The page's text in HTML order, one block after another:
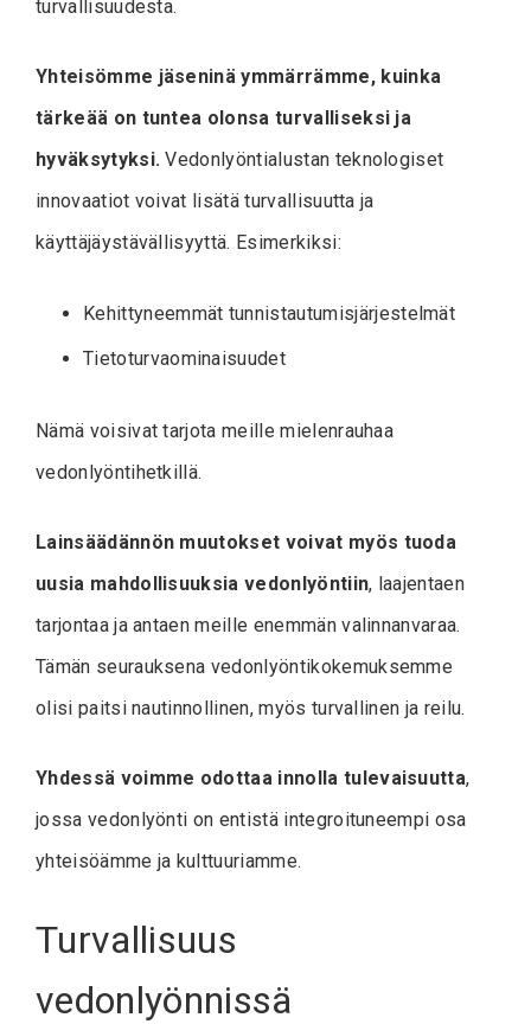
turvallisuudesta.
Yhteisömme jäseninä ymmärrämme, kuinka
tärkeää on tuntea olonsa turvalliseksi ja
hyväksytyksi. Vedonlyöntialustan teknologiset
innovaatiot voivat lisätä turvallisuutta ja
käyttäjäystävällisyyttä. Esimerkiksi:
Kehittyneemmät tunnistautumisjärjestelmät
Tietoturvaominaisuudet
Nämä voisivat tarjota meille mielenrauhaa
vedonlyöntihetkillä.
Lainsäädännön muutokset voivat myös tuoda
uusia mahdollisuuksia vedonlyöntiin, laajentaen
tarjontaa ja antaen meille enemmän valinnanvaraa.
Tämän seurauksena vedonlyöntikokemuksemme
olisi paitsi nautinnollinen, myös turvallinen ja reilu.
Yhdessä voimme odottaa innolla tulevaisuutta,
jossa vedonlyönti on entistä integroituneempi osa
yhteisöämme ja kulttuuriamme.
Turvallisuus
vedonlyönnissä